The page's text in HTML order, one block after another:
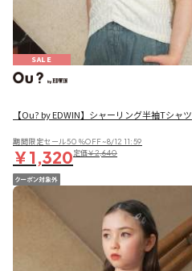
SALE
【Ou? by EDWIN】シャーリング半袖Tシャツ
期間限定セール50％OFF~8/12 11:59
￥1,320定価￥2,640